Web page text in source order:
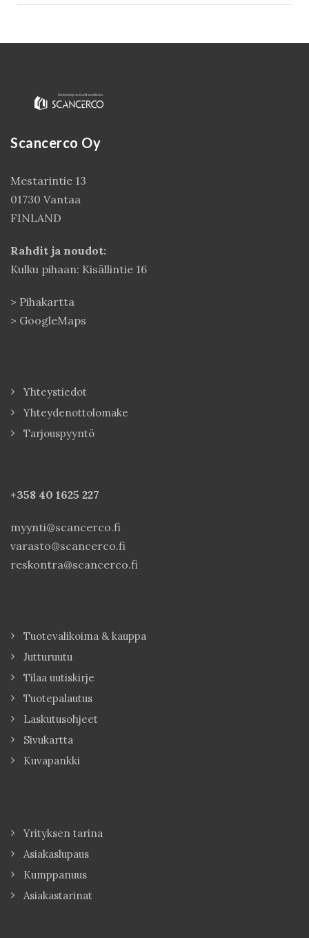
Scancerco Oy
Mestarintie 13
01730 Vantaa
FINLAND
Rahdit ja noudot:
Kulku pihaan: Kisällintie 16
> Pihakartta
> GoogleMaps
Yhteystiedot
Yhteydenottolomake
Tarjouspyyntö
+358 40 1625 227
myynti@scancerco.fi
varasto@scancerco.fi
reskontra@scancerco.fi
Tuotevalikoima & kauppa
Jutturuutu
Tilaa uutiskirje
Tuotepalautus
Laskutusohjeet
Sivukartta
Kuvapankki
Yrityksen tarina
Asiakaslupaus
Kumppanuus
Asiakastarinat